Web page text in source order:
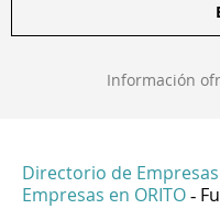
Información
Directorio de Empresas
Empresas en ORITO -